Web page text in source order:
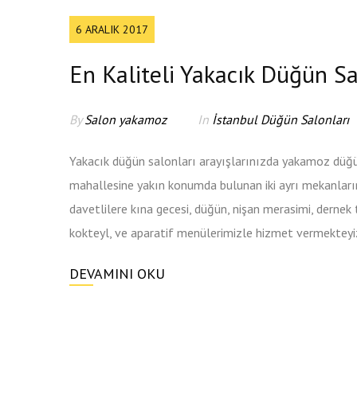
6 ARALIK 2017
En Kaliteli Yakacık Düğün
BySalon yakamoz In İstanbul Düğün Salonları
Yakacık düğün salonları arayışlarınızda yakamoz
mahallesine yakın konumda bulunan iki ayrı
davetlilere kına gecesi, düğün, nişan merasimi,
kokteyl, ve aparatif menülerimizle hizmet
DEVAMINI OKU